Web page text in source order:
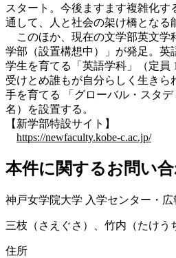
スタート。今後ますます複雑化す
通して、人と社会の架け橋となる
このほか、現在の文学部英文学
学部（設置構想中）」が発足。英
学生を育てる「英語学科」（定員
受けとめ誰もが自分らしく生きら
手を育てる 「グローバル・スタ
名）を設置する。
【新学部特設サイト】
https://newfaculty.kobe-c.ac.jp/
本件に関するお問い
神戸女学院大学 入学センター・広
三枝（さえぐさ）、竹内（たけう
住所